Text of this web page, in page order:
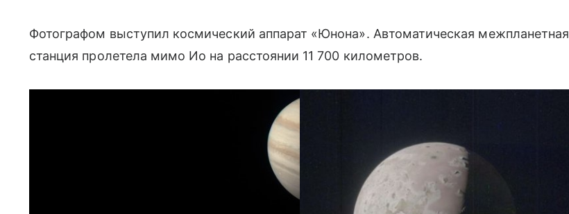
Фотографом выступил космический аппарат «Юнона». Автоматическая межпланетная
станция пролетела мимо Ио на расстоянии 11 700 километров.